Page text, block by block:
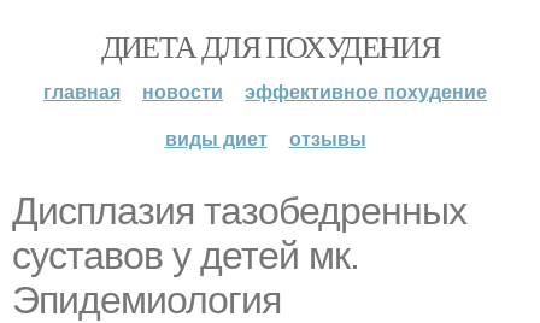
ДИЕТА ДЛЯ ПОХУДЕНИЯ
главная новости
эффективное похудение
виды диет
отзывы
Дисплазия тазобедренных
суставов у детей мк.
Эпидемиология